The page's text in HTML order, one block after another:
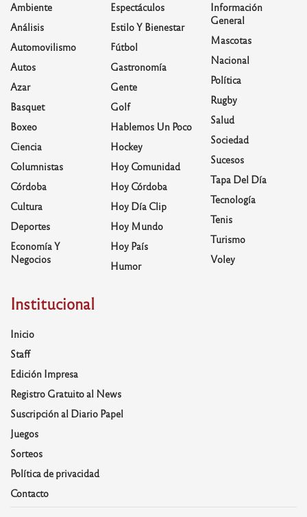
Ambiente
Análisis
Automovilismo
Autos
Azar
Basquet
Boxeo
Ciencia
Columnistas
Córdoba
Cultura
Deportes
Economía Y
Negocios
Espectáculos
Estilo Y Bienestar
Fútbol
Gastronomía
Gente
Golf
Hablemos Un Poco
Hockey
Hoy Comunidad
Hoy Córdoba
Hoy Día Clip
Hoy Mundo
Hoy País
Humor
Información
General
Mascotas
Nacional
Política
Rugby
Salud
Sociedad
Sucesos
Tapa Del Día
Tecnología
Tenis
Turismo
Voley
Institucional
Inicio
Staff
Edición Impresa
Registro Gratuito al News
Suscripción al Diario Papel
Juegos
Sorteos
Política de privacidad
Contacto